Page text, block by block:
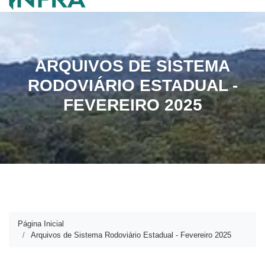
ARQUIVOS DE SISTEMA
RODOVIÁRIO ESTADUAL -
FEVEREIRO 2025
Página Inicial
Arquivos de Sistema Rodoviário Estadual - Fevereiro 2025